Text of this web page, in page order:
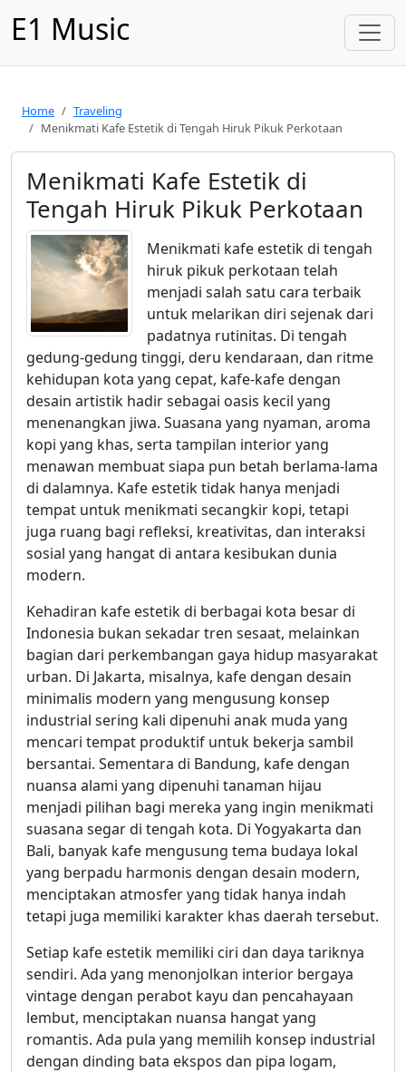
E1 Music
Home
Traveling
Menikmati Kafe Estetik di Tengah Hiruk Pikuk Perkotaan
Menikmati Kafe Estetik di
Tengah Hiruk Pikuk Perkotaan
Menikmati kafe estetik di tengah
hiruk pikuk perkotaan telah
menjadi salah satu cara terbaik
untuk melarikan diri sejenak dari
padatnya rutinitas. Di tengah
gedung-gedung tinggi, deru kendaraan, dan ritme
kehidupan kota yang cepat, kafe-kafe dengan
desain artistik hadir sebagai oasis kecil yang
menenangkan jiwa. Suasana yang nyaman, aroma
kopi yang khas, serta tampilan interior yang
menawan membuat siapa pun betah berlama-lama
di dalamnya. Kafe estetik tidak hanya menjadi
tempat untuk menikmati secangkir kopi, tetapi
juga ruang bagi refleksi, kreativitas, dan interaksi
sosial yang hangat di antara kesibukan dunia
modern.
Kehadiran kafe estetik di berbagai kota besar di
Indonesia bukan sekadar tren sesaat, melainkan
bagian dari perkembangan gaya hidup masyarakat
urban. Di Jakarta, misalnya, kafe dengan desain
minimalis modern yang mengusung konsep
industrial sering kali dipenuhi anak muda yang
mencari tempat produktif untuk bekerja sambil
bersantai. Sementara di Bandung, kafe dengan
nuansa alami yang dipenuhi tanaman hijau
menjadi pilihan bagi mereka yang ingin menikmati
suasana segar di tengah kota. Di Yogyakarta dan
Bali, banyak kafe mengusung tema budaya lokal
yang berpadu harmonis dengan desain modern,
menciptakan atmosfer yang tidak hanya indah
tetapi juga memiliki karakter khas daerah tersebut.
Setiap kafe estetik memiliki ciri dan daya tariknya
sendiri. Ada yang menonjolkan interior bergaya
vintage dengan perabot kayu dan pencahayaan
lembut, menciptakan nuansa hangat yang
romantis. Ada pula yang memilih konsep industrial
dengan dinding bata ekspos dan pipa logam,